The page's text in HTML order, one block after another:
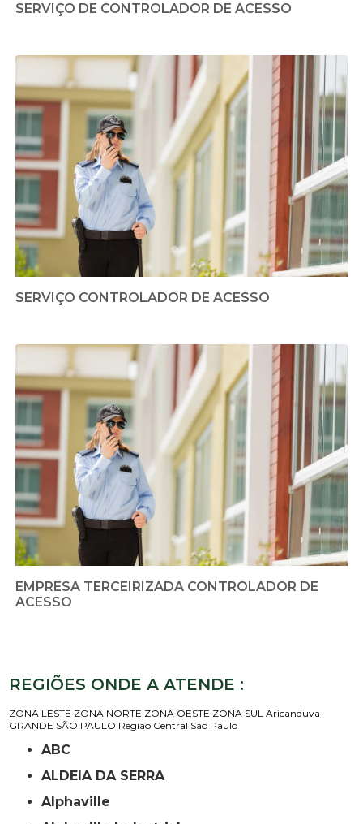
SERVIÇO DE CONTROLADOR DE ACESSO
SERVIÇO CONTROLADOR DE ACESSO
EMPRESA TERCEIRIZADA CONTROLADOR DE
ACESSO
REGIÕES ONDE A ATENDE :
ZONA LESTE ZONA NORTE ZONA OESTE ZONA SUL Aricanduva
GRANDE SÃO PAULO Região Central São Paulo
ABC
ALDEIA DA SERRA
Alphaville